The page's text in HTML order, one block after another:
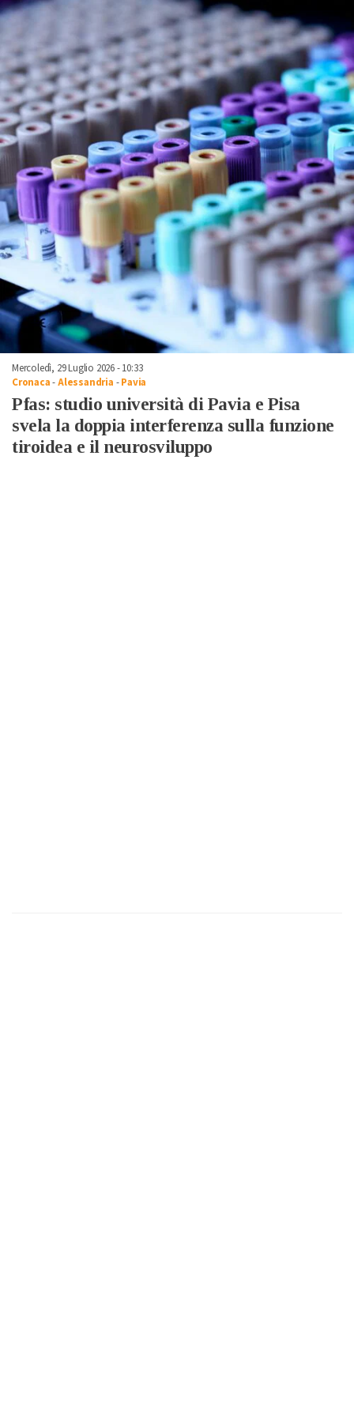
Mercoledì, 29 Luglio 2026 - 10:33
Cronaca-Alessandria -Pavia
Pfas: studio università di Pavia e Pisa
svela la doppia interferenza sulla funzione
tiroidea e il neurosviluppo